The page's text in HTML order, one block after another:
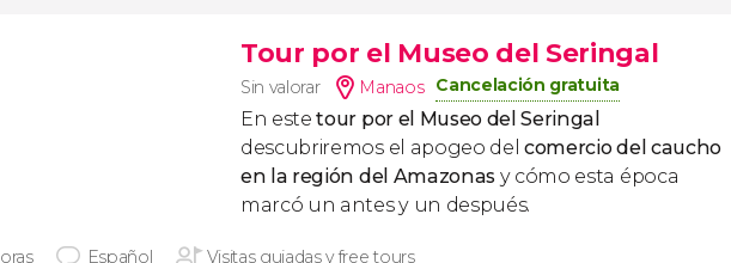
Tour por el Museo del Seringal
Sin valorar Manaos Cancelación gratuita
En estetour por el Museo del Seringal
descubriremos el apogeo delcomercio del caucho
en la región del Amazonas y cómo esta época
marcó un antes y un después.
Español Visitas guiadas y free tours